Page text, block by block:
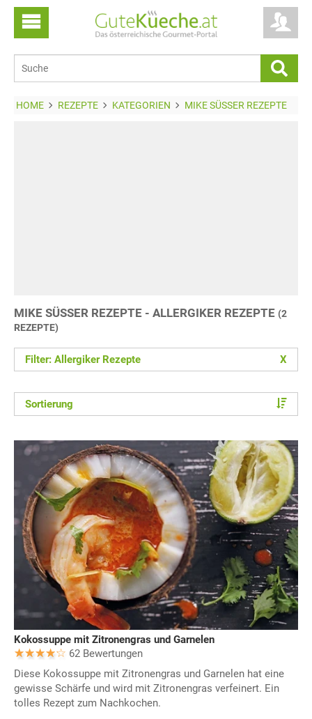
HOME REZEPTE KATEGORIEN MIKE SÜSSER REZEPTE
MIKE SÜSSER REZEPTE - ALLERGIKER REZEPTE (2
REZEPTE)
Filter: Allergiker Rezepte X
Sortierung
Kokossuppe mit Zitronengras und Garnelen
62 Bewertungen
Diese Kokossuppe mit Zitronengras und Garnelen hat eine
gewisse Schärfe und wird mit Zitronengras verfeinert. Ein
tolles Rezept zum Nachkochen.